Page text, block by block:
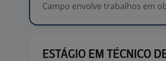
Campo envolve trabalhos em
ESTÁGIO EM TÉCNICO